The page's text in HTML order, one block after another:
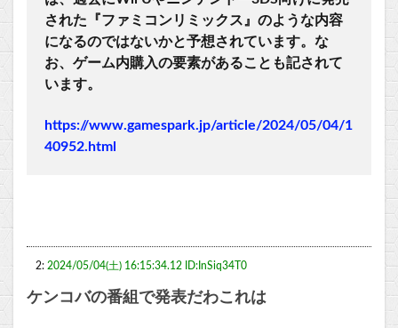
された『ファミコンリミックス』のような内容
になるのではないかと予想されています。な
お、ゲーム内購入の要素があることも記されて
います。
https://www.gamespark.jp/article/2024/05/04/1
40952.html
2: 2024/05/04(土) 16:15:34.12 ID:InSiq34T0
ケンコバの番組で発表だわこれは